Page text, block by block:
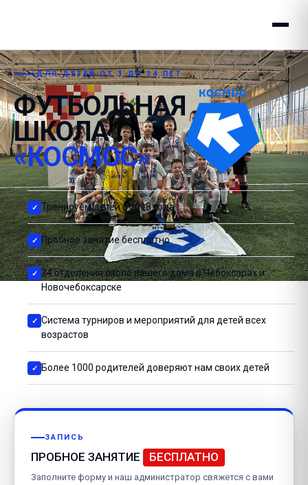
ДЛЯ ДЕТЕЙ ОТ 3 ДО 14 ЛЕТ
ФУТБОЛЬНАЯ
ШКОЛА
«КОСМОС»
Тренируем детей с 2018 года
Пробное занятие бесплатно
34 отделения около вашего дома в Чебоксарах и
Новочебоксарске
Система турниров и мероприятий для детей всех
возрастов
Более 1000 родителей доверяют нам своих детей
ЗАПИСЬ
ПРОБНОЕ ЗАНЯТИЕ БЕСПЛАТНО
Заполните форму и наш администратор свяжется с вами